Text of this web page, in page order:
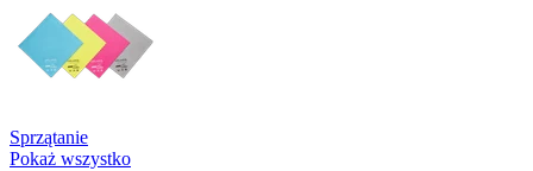
Sprzątanie
Pokaż wszystko